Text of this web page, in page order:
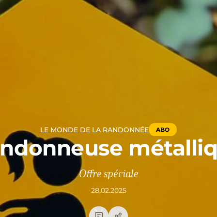
LE MONDE DE LA RANDONNÉE ABO
Offre spéciale
28.02.2025